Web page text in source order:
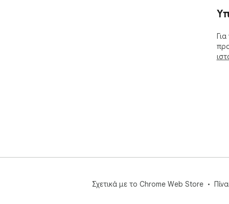
Σχετικά με το Chrome Web Store